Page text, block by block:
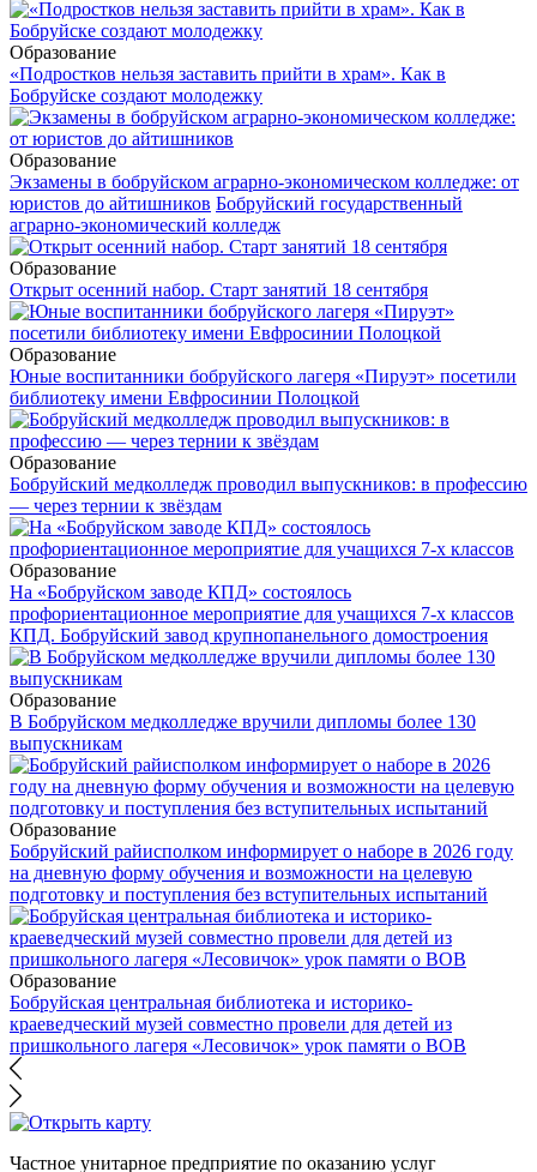
Образование
«Подростков нельзя заставить прийти в храм». Как в
Бобруйске создают молодежку
Образование
Экзамены в бобруйском аграрно-экономическом колледже: от
юристов до айтишников Бобруйский государственный
аграрно-экономический колледж
Образование
Открыт осенний набор. Старт занятий 18 сентября
Образование
Юные воспитанники бобруйского лагеря «Пируэт» посетили
библиотеку имени Евфросинии Полоцкой
Образование
Бобруйский медколледж проводил выпускников: в профессию
— через тернии к звёздам
Образование
На «Бобруйском заводе КПД» состоялось
профориентационное мероприятие для учащихся 7-х классов
КПД. Бобруйский завод крупнопанельного домостроения
Образование
В Бобруйском медколледже вручили дипломы более 130
выпускникам
Образование
Бобруйский райисполком информирует о наборе в 2026 году
на дневную форму обучения и возможности на целевую
подготовку и поступления без вступительных испытаний
Образование
Бобруйская центральная библиотека и историко-
краеведческий музей совместно провели для детей из
пришкольного лагеря «Лесовичок» урок памяти о ВОВ
Частное унитарное предприятие по оказанию услуг